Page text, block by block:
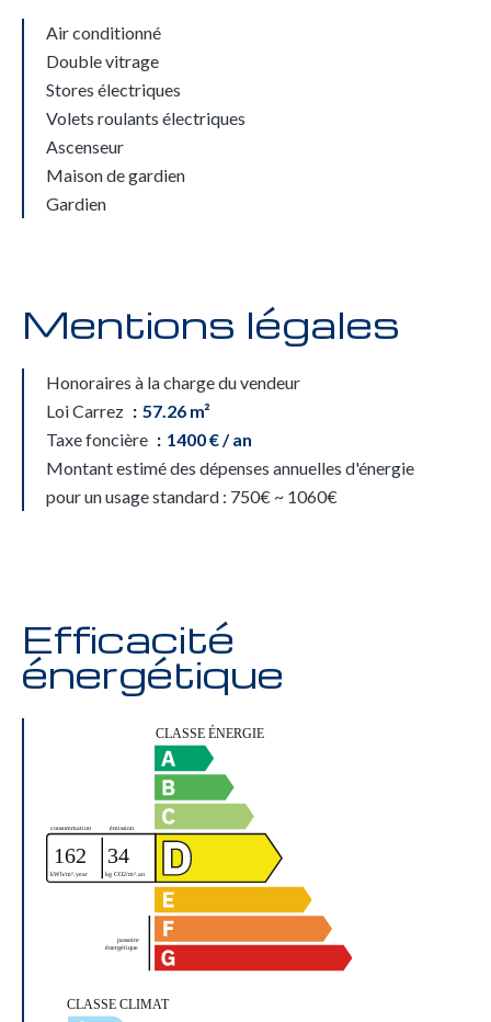
Air conditionné
Double vitrage
Stores électriques
Volets roulants électriques
Ascenseur
Maison de gardien
Gardien
Mentions légales
Honoraires à la charge du vendeur
Loi Carrez
57.26 m²
Taxe foncière
1400 € / an
Montant estimé des dépenses annuelles d'énergie
pour un usage standard : 750€ ~ 1060€
Efficacité
énergétique